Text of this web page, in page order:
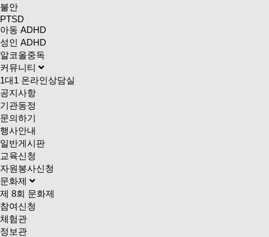
불안
PTSD
아동 ADHD
성인 ADHD
알코올중독
커뮤니티
1대1 온라인상담실
공지사항
기관동정
문의하기
행사안내
일반게시판
교육신청
자원봉사신청
문화제
제 8회 문화제
참여신청
체험관
정보관